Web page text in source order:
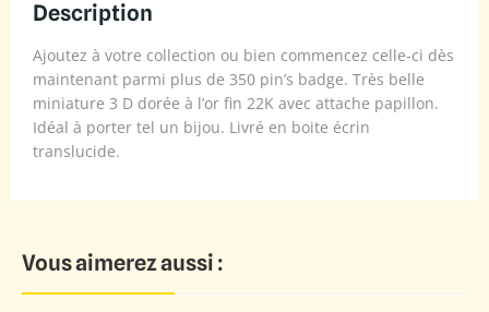
Description
Ajoutez à votre collection ou bien commencez celle-ci dès
maintenant parmi plus de 350 pin’s badge. Très belle
miniature 3 D dorée à l’or fin 22K avec attache papillon.
Idéal à porter tel un bijou. Livré en boite écrin
translucide.
Vous aimerez aussi :